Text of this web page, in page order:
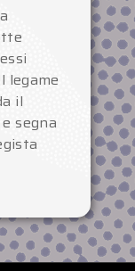
legame
il
segna